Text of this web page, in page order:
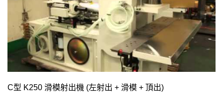
C型 K250 滑模射出機 (左射出 + 滑模 + 頂出)